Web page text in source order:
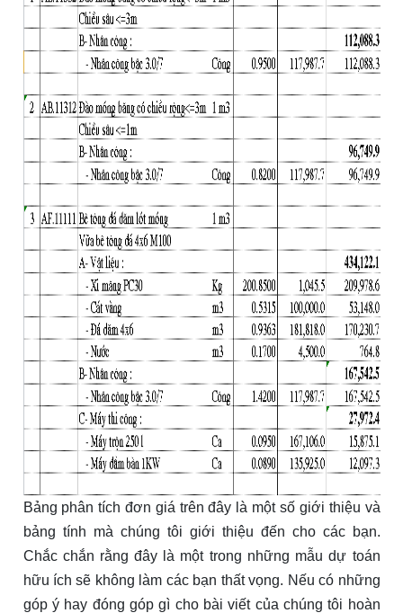
Bảng phân tích đơn giá trên đây là một số giới thiệu và
bảng tính mà chúng tôi giới thiệu đến cho các bạn.
Chắc chắn rằng đây là một trong những mẫu dự toán
hữu ích sẽ không làm các bạn thất vọng. Nếu có những
góp ý hay đóng góp gì cho bài viết của chúng tôi hoàn